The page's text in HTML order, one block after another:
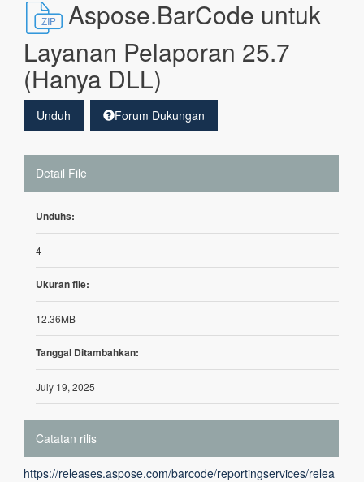
Aspose.BarCode untuk
Layanan Pelaporan 25.7
(Hanya DLL)
Unduh Forum Dukungan
Detail File
Unduhs:
4
Ukuran file:
12.36MB
Tanggal Ditambahkan:
July 19, 2025
Catatan rilis
https://releases.aspose.com/barcode/reportingservices/relea